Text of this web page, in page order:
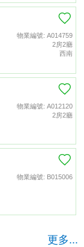
物業編號: A014759
2房2廳
西南
物業編號: A012120
2房2廳
物業編號: B015006
更多...